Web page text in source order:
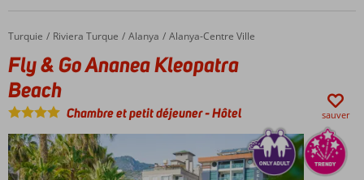
proximité
d'Alanya
Hôtel
réservé
aux
adultes;
minimum
16 ans
Accueil
Turquie Riviera Turque Alanya Alanya-Centre Ville
Fly & Go Ananea Kleopatra Beach
Fly & Go Ananea Kleopatra
Beach
Chambre et petit déjeuner-Hôtel sauver